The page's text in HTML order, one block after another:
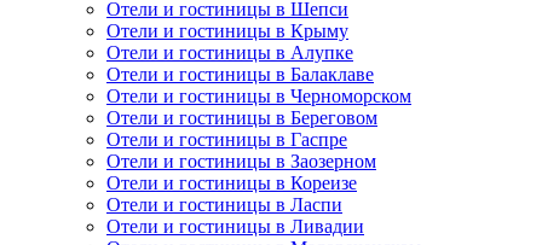
Отели и гостиницы в Шепси
Отели и гостиницы в Крыму
Отели и гостиницы в Алупке
Отели и гостиницы в Балаклаве
Отели и гостиницы в Черноморском
Отели и гостиницы в Береговом
Отели и гостиницы в Гаспре
Отели и гостиницы в Заозерном
Отели и гостиницы в Кореизе
Отели и гостиницы в Ласпи
Отели и гостиницы в Ливадии